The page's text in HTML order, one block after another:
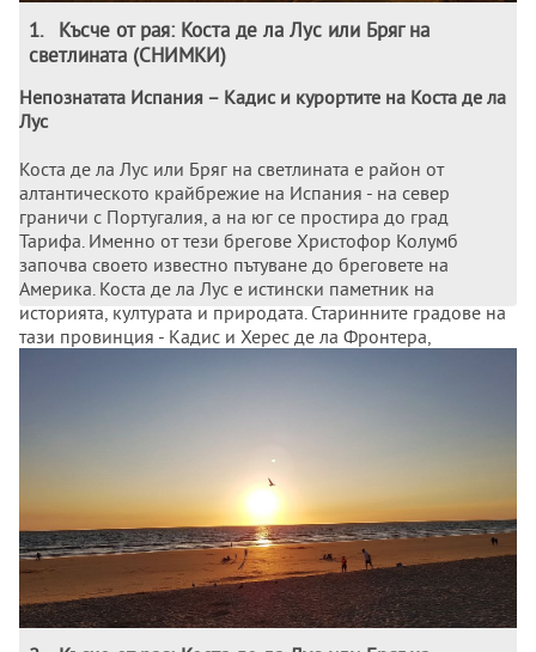
1.
Късче от рая: Коста де ла Лус или Бряг на
светлината (СНИМКИ)
Непознатата Испания – Кадис и курортите на Коста де ла
Лус
Коста де ла Лус или Бряг на светлината е район от
алтантическото крайбрежие на Испания - на север
граничи с Португалия, а на юг се простира до град
Тарифа. Именно от тези брегове Христофор Колумб
започва своето известно пътуване до бреговете на
Америка. Коста де ла Лус е истински паметник на
историята, културата и природата. Старинните градове на
тази провинция - Кадис и Херес де ла Фронтера,